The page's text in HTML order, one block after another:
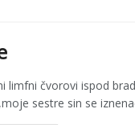
limfni čvorovi ispod
sestre sin se